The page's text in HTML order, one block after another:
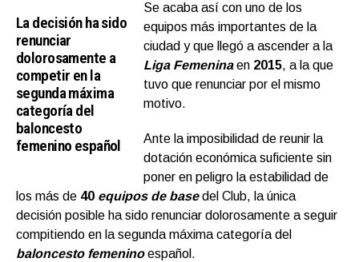
La decisión ha sido
renunciar
dolorosamente a
competir en la
segunda máxima
categoría del
baloncesto
femenino español
Se acaba así con uno de los
equipos más importantes de la
ciudad y que llegó a ascender a la
Liga Femeninaen 2015, a la que
tuvo que renunciar por el mismo
motivo.
Ante la imposibilidad de reunir la
dotación económica suficiente sin
poner en peligro la estabilidad de
los más de 40 equipos de basedel Club, la única
decisión posible ha sido renunciar dolorosamente a seguir
compitiendo en la segunda máxima categoría del
baloncesto femenino español.